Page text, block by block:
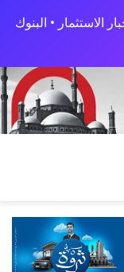
الاستثمار • البنوك